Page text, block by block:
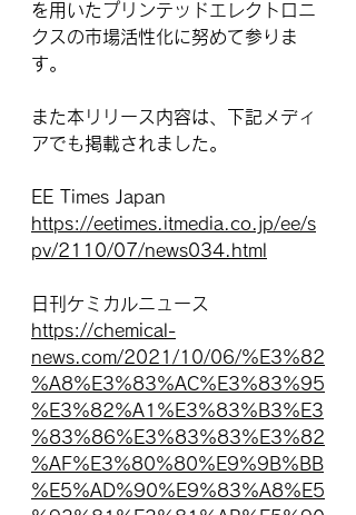
を用いたプリンテッドエレクトロニ
クスの市場活性化に努めて参りま
す。
また本リリース内容は、下記メディ
アでも掲載されました。
EE Times Japan
https://eetimes.itmedia.co.jp/ee/s
pv/2110/07/news034.html
日刊ケミカルニュース
https://chemical-
news.com/2021/10/06/%E3%82
%A8%E3%83%AC%E3%83%95
%E3%82%A1%E3%83%B3%E3
%83%86%E3%83%83%E3%82
%AF%E3%80%80%E9%9B%BB
%E5%AD%90%E9%83%A8%E5